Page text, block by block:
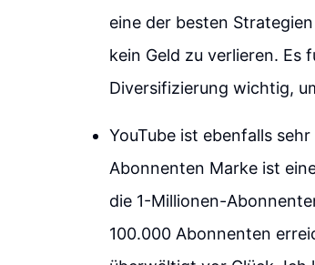
eine der besten
kein Geld zu verlieren.
Diversifizierung wichtig,
YouTube ist ebenfalls
Abonnenten Marke ist
die 1-Millionen-
100.000 Abonnenten